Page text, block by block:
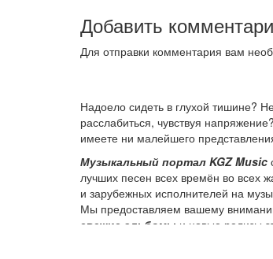
Добавить
Для отправки комментария вам
Надоело сидеть в глухой тишине?
расслабиться, чувствуя
имеете ни малейшего
Музыкальный портал KGZ Music
лучших песен всех времён во всех
и зарубежных исполнителей на
Мы предоставляем вашему
свежие альбомы и новые релизы